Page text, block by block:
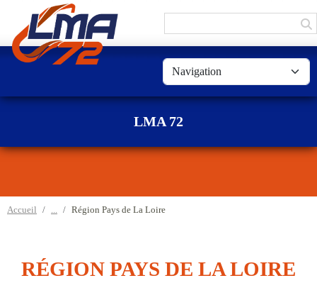
LMA 72
Accueil Région Pays de La Loire
RÉGION PAYS DE LA LOIRE
Panneau de gestion des cookies